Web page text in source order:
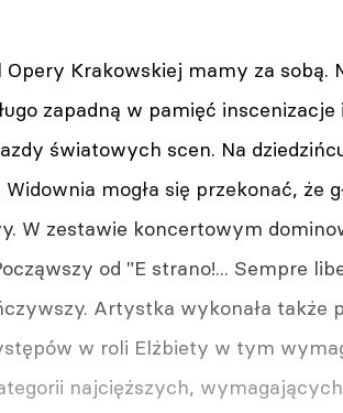
Opery Krakowskiej mamy za sobą.
zapadną w pamięć
światowych scen. Na
Widownia mogła się przekonać, że
W zestawie koncertowym
od "E strano!... Sempre
Artystka wykonała także
w roli Elżbiety w tym
najcięższych,